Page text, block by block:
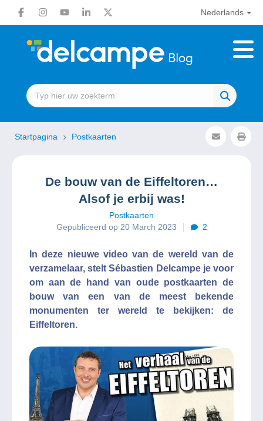
Nederlands
Startpagina Postkaarten
De bouw van de Eiffeltoren…
Alsof je erbij was!
Postkaarten
Gepubliceerd op 20 March 2023
2
In deze nieuwe video van de wereld van de
verzamelaar, stelt Sébastien Delcampe je voor
om aan de hand van oude postkaarten de
bouw van een van de meest bekende
monumenten ter wereld te bekijken: de
Eiffeltoren.